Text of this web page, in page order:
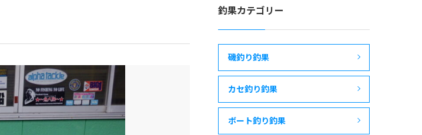
釣果カテゴリー
磯釣り釣果
カセ釣り釣果
ボート釣り釣果